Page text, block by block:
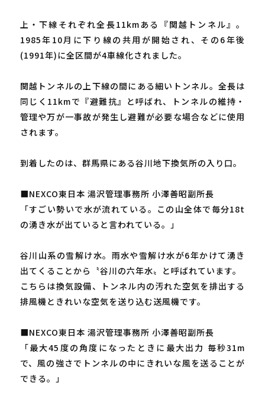
上・下線それぞれ全長11kmある『関越トンネル』。
1985年10月に下り線の共用が開始され、その6年後
(1991年)に全区間が4車線化されました。
関越トンネルの上下線の間にある細いトンネル。全長は
同じく11kmで『避難抗』と呼ばれ、トンネルの維持・
管理や万が一事故が発生し避難が必要な場合などに使用
されます。
到着したのは、群馬県にある谷川地下換気所の入り口。
■NEXCO東日本 湯沢管理事務所 小澤善昭副所長
「すごい勢いで水が流れている。この山全体で毎分18t
の湧き水が出ていると言われている。」
谷川山系の雪解け水。雨水や雪解け水が6年かけて湧き
出てくることから〝谷川の六年水〟と呼ばれています。
こちらは換気設備、トンネル内の汚れた空気を排出する
排風機ときれいな空気を送り込む送風機です。
■NEXCO東日本 湯沢管理事務所 小澤善昭副所長
「最大45度の角度になったときに最大出力 毎秒31m
で、風の強さでトンネルの中にきれいな風を送ることが
できる。」